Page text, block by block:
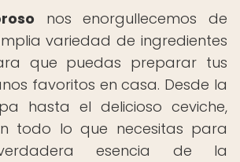
nos enorgullecemos de
variedad de ingredientes
que puedas preparar tus
favoritos en casa. Desde la
hasta el delicioso ceviche,
todo lo que necesitas para
esencia de la